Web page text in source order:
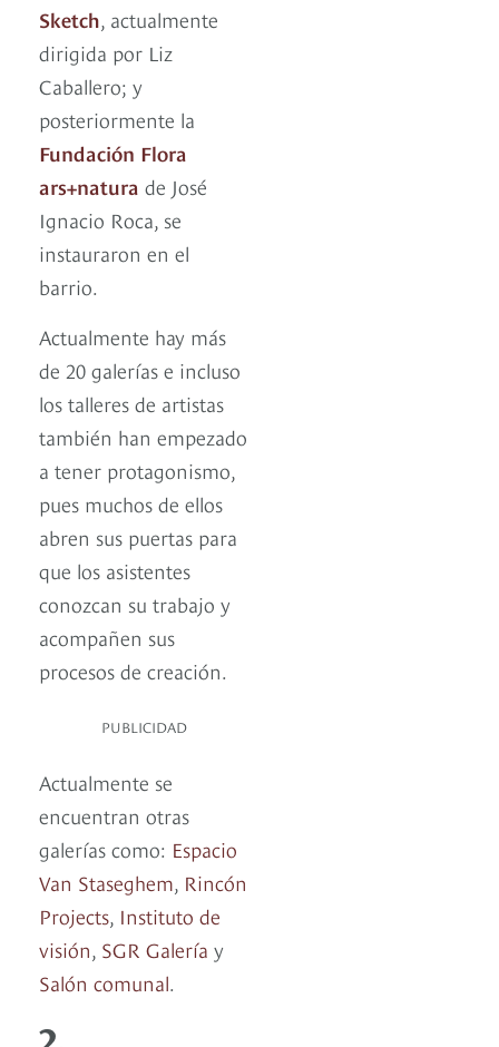
Sketch , actualmente
dirigida por Liz
Caballero; y
posteriormente la
Fundación Flora
ars+natura de José
Ignacio Roca, se
instauraron en el
barrio.
Actualmente hay más
de 20 galerías e incluso
los talleres de artistas
también han empezado
a tener protagonismo,
pues muchos de ellos
abren sus puertas para
que los asistentes
conozcan su trabajo y
acompañen sus
procesos de creación.
PUBLICIDAD
Actualmente se
encuentran otras
galerías como: Espacio
Van Staseghem Rincón
Projects Instituto de
visión SGR Galería y
Salón comunal
2.